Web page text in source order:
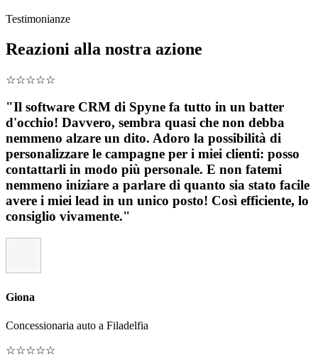
Testimonianze
Reazioni alla nostra azione
☆☆☆☆☆
"Il software CRM di Spyne fa tutto in un batter
d'occhio! Davvero, sembra quasi che non debba
nemmeno alzare un dito. Adoro la possibilità di
personalizzare le campagne per i miei clienti: posso
contattarli in modo più personale. E non fatemi
nemmeno iniziare a parlare di quanto sia stato facile
avere i miei lead in un unico posto! Così efficiente, lo
consiglio vivamente."
Giona
Concessionaria auto a Filadelfia
☆☆☆☆☆